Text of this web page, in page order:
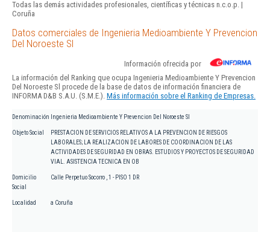
Todas las demás actividades profesionales, científicas y técnicas n.c.o.p. |
Coruña
Datos comerciales de Ingenieria Medioambiente Y Prevencion
Del Noroeste Sl
Información ofrecida por
La información del Ranking que ocupa Ingenieria Medioambiente Y Prevencion
Del Noroeste Sl procede de la base de datos de información financiera de
INFORMA D&B S.A.U. (S.M.E.). Más información sobre el Ranking de Empresas.
Denominación Ingenieria Medioambiente Y Prevencion Del Noroeste Sl
Objeto Social
PRESTACION DE SERVICIOS RELATIVOS A LA PREVENCION DE RIESGOS
LABORALES; LA REALIZACION DE LABORES DE COORDINACION DE LAS
ACTIVIDADES DE SEGURIDAD EN OBRAS. ESTUDIOS Y PROYECTOS DE SEGURIDAD
VIAL. ASISTENCIA TECNICA EN OB
Domicilio
Social
Calle Perpetuo Socorro , 1 - PISO 1 DR
Localidad a Coruña